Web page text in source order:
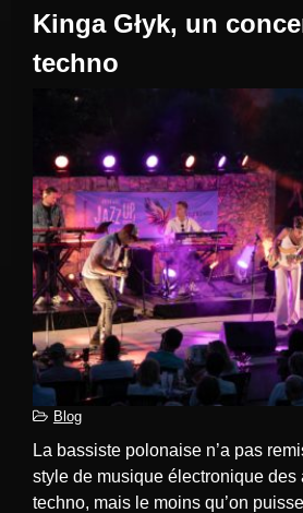
Kinga Głyk, un
techno
Blog
La bassiste polonaise n’a pas remis au goût du jour ce
style de musique électronique des
techno, mais le moins qu’on